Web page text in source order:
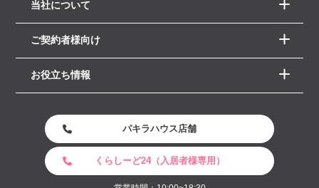
当社について
ご契約者様向け
お役立ち情報
パキラハウス店舗
くらしーど24（入居者様専用）